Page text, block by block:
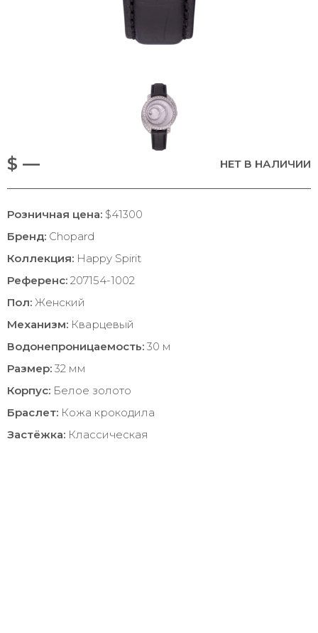
$ — НЕТ В НАЛИЧИИ
Розничная цена: $41300
Бренд: Chopard
Коллекция: Happy Spirit
Референс: 207154-1002
Пол: Женский
Механизм: Кварцевый
Водонепроницаемость: 30 м
Размер: 32 мм
Корпус: Белое золото
Браслет: Кожа крокодила
Застёжка: Классическая